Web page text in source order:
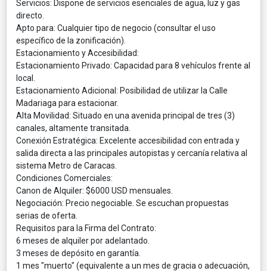
​Servicios: Dispone de servicios esenciales de agua, luz y gas
directo.
​Apto para: Cualquier tipo de negocio (consultar el uso
específico de la zonificación).
​Estacionamiento y Accesibilidad:
​Estacionamiento Privado: Capacidad para 8 vehículos frente al
local.
​Estacionamiento Adicional: Posibilidad de utilizar la Calle
Madariaga para estacionar.
​Alta Movilidad: Situado en una avenida principal de tres (3)
canales, altamente transitada.
​Conexión Estratégica: Excelente accesibilidad con entrada y
salida directa a las principales autopistas y cercanía relativa al
sistema Metro de Caracas.
​Condiciones Comerciales:
​Canon de Alquiler: $6000 USD mensuales.
​Negociación: Precio negociable. Se escuchan propuestas
serias de oferta.
​Requisitos para la Firma del Contrato:
​6 meses de alquiler por adelantado.
​3 meses de depósito en garantía.
​1 mes "muerto" (equivalente a un mes de gracia o adecuación,